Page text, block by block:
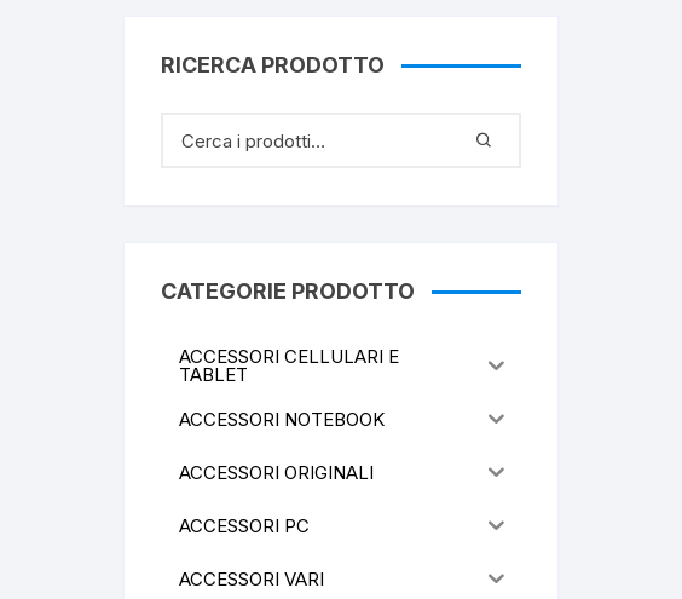
RICERCA PRODOTTO
CATEGORIE PRODOTTO
ACCESSORI CELLULARI E
TABLET
ACCESSORI NOTEBOOK
ACCESSORI ORIGINALI
ACCESSORI PC
ACCESSORI VARI